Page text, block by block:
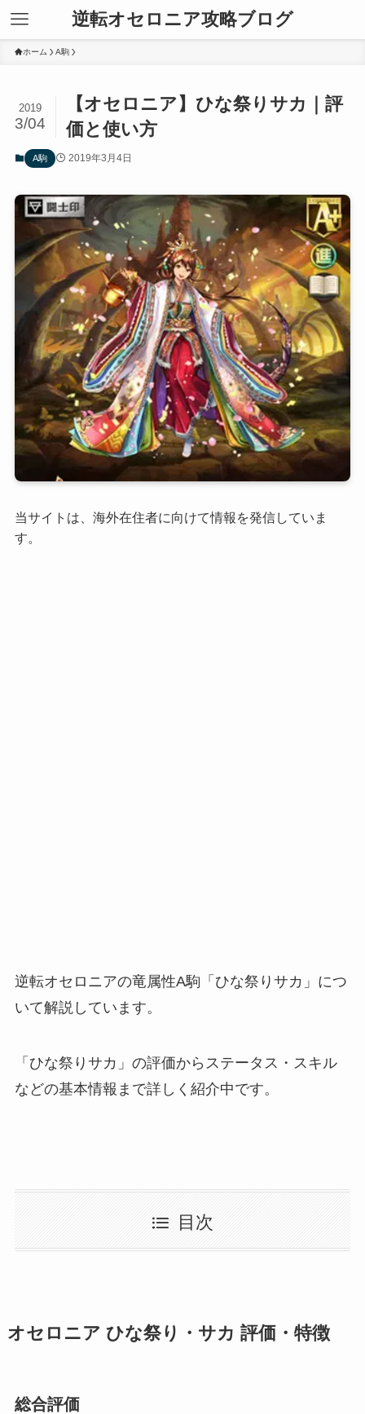
逆転オセロニア攻略ブログ
ホーム A駒
【オセロニア】ひな祭りサカ｜評
価と使い方
2019
3/04
A駒 2019年3月4日
当サイトは、海外在住者に向けて情報を発信していま
す。
逆転オセロニアの竜属性A駒「ひな祭りサカ」につ
いて解説しています。
「ひな祭りサカ」の評価からステータス・スキル
などの基本情報まで詳しく紹介中です。
目次
オセロニア ひな祭り・サカ 評価・特徴
総合評価